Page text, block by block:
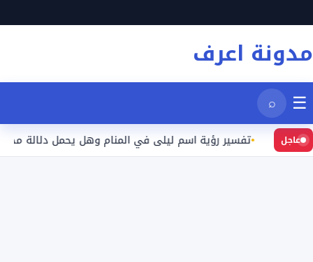
إلى
المحتوى
مدونة اعرف
☰
⌕
عاجل تفسير رؤية اسم ليلى في المنام وهل يحمل دلالة محددة؟